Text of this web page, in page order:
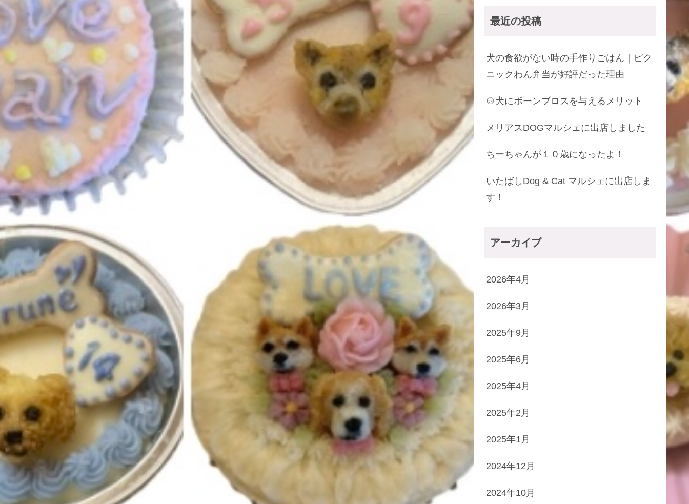
最近の投稿
犬の食欲がない時の手作りごはん｜ピク
ニックわん弁当が好評だった理由
🍲犬にボーンブロスを与えるメリット
メリアスDOGマルシェに出店しました
ちーちゃんが１０歳になったよ！
いたばしDog & Cat マルシェに出店しま
す！
アーカイブ
2026年4月
2026年3月
2025年9月
2025年6月
2025年4月
2025年2月
2025年1月
2024年12月
2024年10月